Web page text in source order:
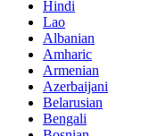
Hindi
Lao
Albanian
Amharic
Armenian
Azerbaijani
Belarusian
Bengali